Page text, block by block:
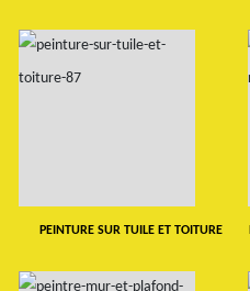
PEINTURE SUR TUILE ET TOITURE